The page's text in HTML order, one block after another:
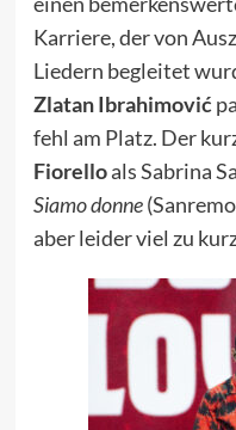
Karriere, der von
Liedern begleitet
Zlatan Ibrahimović
fehl am Platz. Der
Fiorelloals Sabrina
Siamo donne
aber leider viel zu